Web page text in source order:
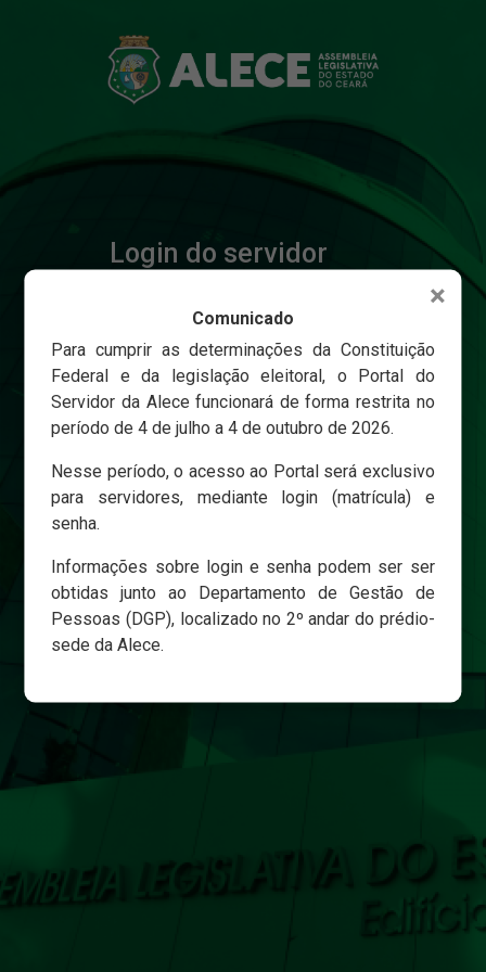
Login do servidor
Senha
Esqueci minha senha
×
Comunicado
Para cumprir as determinações da Constituição
Federal e da legislação eleitoral, o Portal do
Servidor da Alece funcionará de forma restrita no
período de 4 de julho a 4 de outubro de 2026.
Nesse período, o acesso ao Portal será exclusivo
para servidores, mediante login (matrícula) e
senha.
Informações sobre login e senha podem ser ser
obtidas junto ao Departamento de Gestão de
Pessoas (DGP), localizado no 2º andar do prédio-
sede da Alece.